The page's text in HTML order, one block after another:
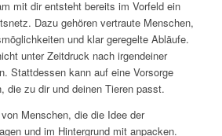
mit dir entsteht bereits im Vorfeld ein
Dazu gehören vertraute Menschen,
und klar geregelte Abläufe.
unter Zeitdruck nach irgendeiner
Stattdessen kann auf eine Vorsorge
die zu dir und deinen Tieren passt.
Menschen, die die Idee der
und im Hintergrund mit anpacken.